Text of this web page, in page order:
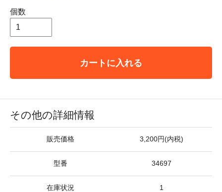
個数
カートに入れる
その他の詳細情報
販売価格 3,200円(内税)
型番 34697
在庫状況 1